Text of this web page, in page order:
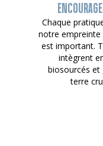
Chaque
notre empreinte
est important.
intègrent
biosourcés et
terre